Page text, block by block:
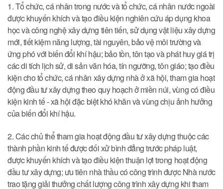
1. Tổ chức, cá nhân trong nước và tổ chức, cá nhân nước ngoài
được khuyến khích và tạo điều kiện nghiên cứu áp dụng khoa
học và công nghệ xây dựng tiên tiến, sử dụng vật liệu xây dựng
mới, tiết kiệm năng lượng, tài nguyên, bảo vệ môi trường và
ứng phó với biến đổi khí hậu; bảo tồn, tôn tạo và phát huy giá trị
các di tích lịch sử, di sản văn hóa, tín ngưỡng, tôn giáo; tạo điều
kiện cho tổ chức, cá nhân xây dựng nhà ở xã hội, tham gia hoạt
động đầu tư xây dựng theo quy hoạch ở miền núi, vùng có điều
kiện kinh tế - xã hội đặc biệt khó khăn và vùng chịu ảnh hưởng
của biến đổi khí hậu.
2. Các chủ thể tham gia hoạt động đầu tư xây dựng thuộc các
thành phần kinh tế được đối xử bình đẳng trước pháp luật,
được khuyến khích và tạo điều kiện thuận lợi trong hoạt động
đầu tư xây dựng; ưu tiên nhà thầu có công trình được Nhà nước
trao tặng giải thưởng chất lượng công trình xây dựng khi tham